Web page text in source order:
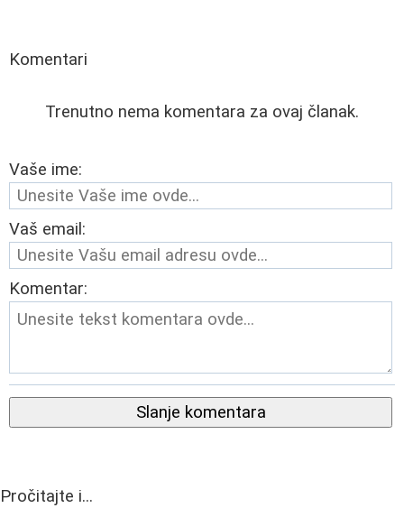
Komentari
Trenutno nema komentara za ovaj članak.
Vaše ime:
Vaš email:
Komentar:
Slanje komentara
Pročitajte i...